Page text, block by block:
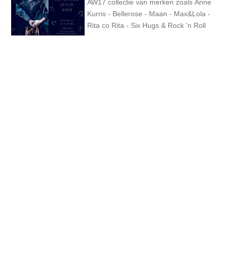
AW17 collectie van merken zoals Anne
Kurris - Bellerose - Maan - Max&Lola -
Rita co Rita - Six Hugs & Rock 'n Roll